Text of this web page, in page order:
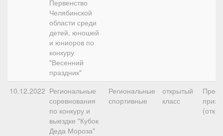
Первенство
Челябинской
области среди
детей, юношей
и юниоров по
конкуру
"Весенний
праздник"
10.12.2022 Региональные
соревнования
по конкуру и
выездке "Кубок
Деда Мороза"
Региональные
спортивные
открытый
класс
приз